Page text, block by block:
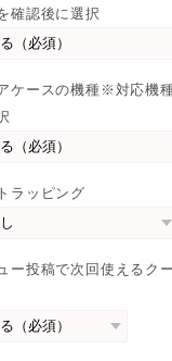
確認後に選択
ケースの機種※対応機
ラッピング
ー投稿で次回使えるク